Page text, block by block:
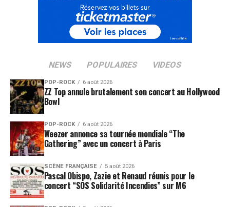
NEWS POPULAIRES VIDEOS
POP-ROCK 6 août 2026
ZZ Top annule brutalement son concert au Hollywood
Bowl
POP-ROCK 6 août 2026
Weezer annonce sa tournée mondiale “The
Gathering” avec un concert à Paris
SCÈNE FRANÇAISE 5 août 2026
Pascal Obispo, Zazie et Renaud réunis pour le
concert “SOS Solidarité Incendies” sur M6